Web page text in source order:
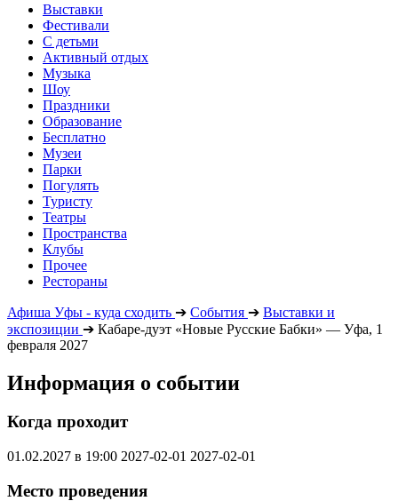
Выставки
Фестивали
С детьми
Активный отдых
Музыка
Шоу
Праздники
Образование
Бесплатно
Музеи
Парки
Погулять
Туристу
Театры
Пространства
Клубы
Прочее
Рестораны
Афиша Уфы - куда сходить ➔ События ➔ Выставки и
экспозиции ➔ Кабаре-дуэт «Новые Русские Бабки» — Уфа, 1
февраля 2027
Информация о событии
Когда проходит
01.02.2027 в 19:00 2027-02-01 2027-02-01
Место проведения